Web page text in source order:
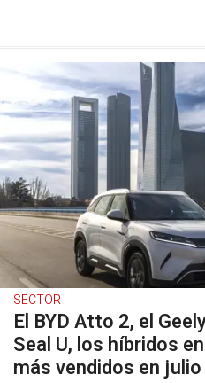
SECTOR
El BYD Atto 2, el
Seal U, los híbridos
más vendidos en julio